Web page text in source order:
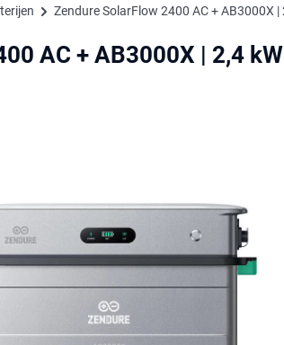
Zendure SolarFlow 2400 AC + AB3000X |
AC + AB3000X | 2,4